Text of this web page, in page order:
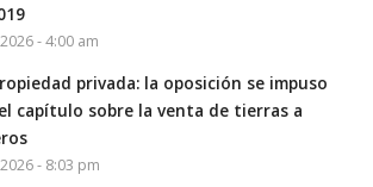
- 4:00 am
privada: la oposición se impuso
capítulo sobre la venta de tierras a
- 8:03 pm